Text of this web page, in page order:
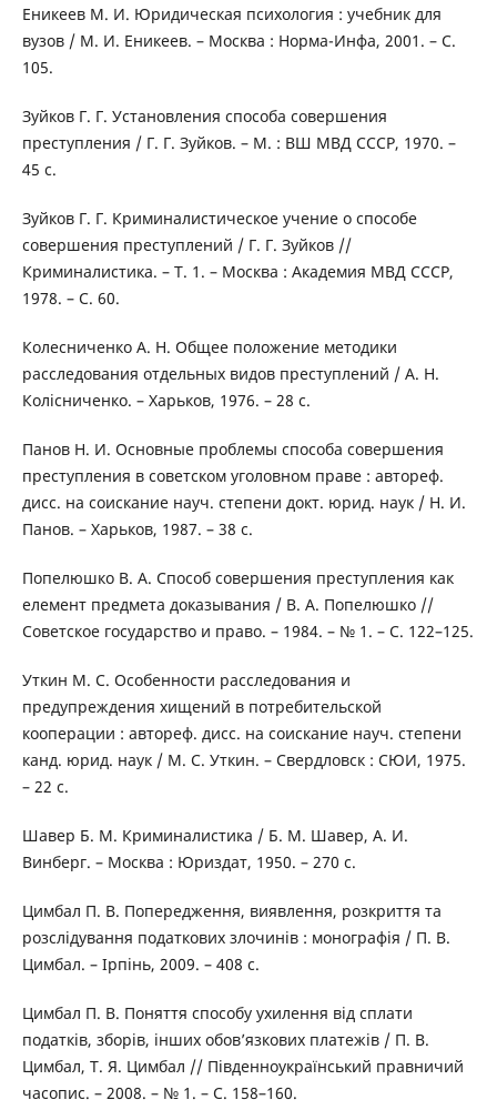
Еникеев М. И. Юридическая психология : учебник для
вузов / М. И. Еникеев. – Москва : Норма-Инфа, 2001. – С.
105.
Зуйков Г. Г. Установления способа совершения
преступления / Г. Г. Зуйков. – М. : ВШ МВД СССР, 1970. –
45 с.
Зуйков Г. Г. Криминалистическое учение о способе
совершения преступлений / Г. Г. Зуйков //
Криминалистика. – Т. 1. – Москва : Академия МВД СССР,
1978. – С. 60.
Колесниченко А. Н. Общее положение методики
расследования отдельных видов преступлений / А. Н.
Колісниченко. – Харьков, 1976. – 28 с.
Панов Н. И. Основные проблемы способа совершения
преступления в советском уголовном праве : автореф.
дисс. на соискание науч. степени докт. юрид. наук / Н. И.
Панов. – Харьков, 1987. – 38 с.
Попелюшко В. А. Способ совершения преступления как
елемент предмета доказывания / В. А. Попелюшко //
Советское государство и право. – 1984. – № 1. – С. 122–125.
Уткин М. С. Особенности расследования и
предупреждения хищений в потребительской
кооперации : автореф. дисс. на соискание науч. степени
канд. юрид. наук / М. С. Уткин. – Свердловск : СЮИ, 1975.
– 22 с.
Шавер Б. М. Криминалистика / Б. М. Шавер, А. И.
Винберг. – Москва : Юриздат, 1950. – 270 с.
Цимбал П. В. Попередження, виявлення, розкриття та
розслідування податкових злочинів : монографія / П. В.
Цимбал. – Ірпінь, 2009. – 408 с.
Цимбал П. В. Поняття способу ухилення від сплати
податків, зборів, інших обов’язкових платежів / П. В.
Цимбал, Т. Я. Цимбал // Південноукраїнський правничий
часопис. – 2008. – № 1. – С. 158–160.